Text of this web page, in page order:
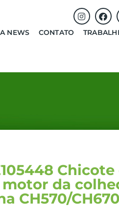
NEWS CONTATO
da
CH570/CH670